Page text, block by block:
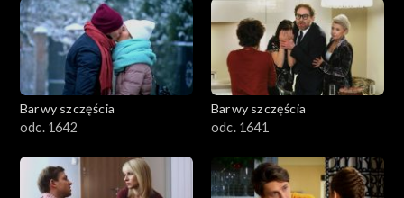
Barwy szczęścia
odc. 1642
Barwy szczęścia
odc. 1641